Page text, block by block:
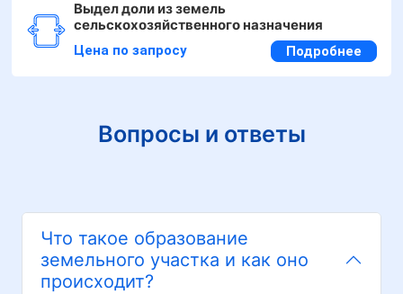
Выдел доли из земель
сельскохозяйственного назначения
Цена по запросу Подробнее
Вопросы и ответы
Что такое образование
земельного участка и как оно
происходит?